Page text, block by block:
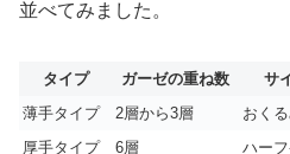
並べてみました。
タイプ ガーゼの重ね数 サ
薄手タイプ
2層から3層 おく
厚手タイプ
6層 ハー